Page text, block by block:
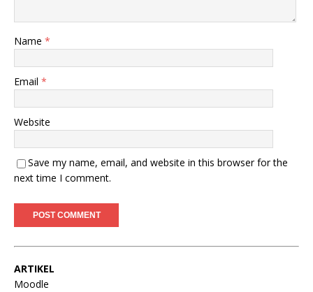
Name *
Email *
Website
Save my name, email, and website in this browser for the
next time I comment.
ARTIKEL
Moodle